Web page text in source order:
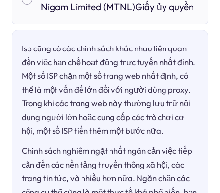
Nigam Limited (MTNL)Giấy ủy quyền
Isp cũng có các chính sách khác nhau liên quan
đến việc hạn chế hoạt động trực tuyến nhất định.
Một số ISP chặn một số trang web nhất định, có
thể là một vấn đề lớn đối với người dùng proxy.
Trong khi các trang web này thường lưu trữ nội
dung người lớn hoặc cung cấp các trò chơi cơ
hội, một số ISP tiến thêm một bước nữa.
Chính sách nghiêm ngặt nhất ngăn cản việc tiếp
cận đến các nền tảng truyền thông xã hội, các
trang tin tức, và nhiều hơn nữa. Ngăn chặn các